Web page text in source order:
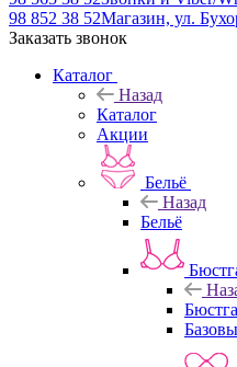
98 852 38 52Магазин, ул.
Заказать звонок
Каталог
Назад
Каталог
Акции
Бельё
Назад
Бельё